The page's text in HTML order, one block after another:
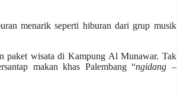
menarik seperti hiburan dari grup musik
paket wisata di Kampung Al Munawar. Tak
makan khas Palembang “ngidang –